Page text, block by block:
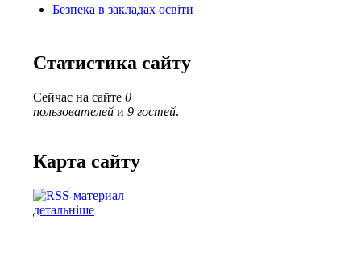
Безпека в закладах освіти
Статистика сайту
Сейчас на сайте 0
пользователей и 9 гостей.
Карта сайту
детальніше